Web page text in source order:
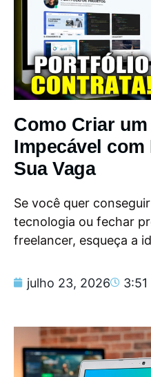
Como Criar
Impecável com
Sua Vaga
Se você quer
tecnologia ou fechar
freelancer, esqueça a
julho 23, 2026 3:51